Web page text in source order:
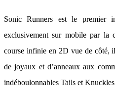
Sonic Runners est le premier
exclusivement sur mobile par la
course infinie en 2D vue de côté,
de joyaux et d’anneaux aux
indéboulonnables Tails et